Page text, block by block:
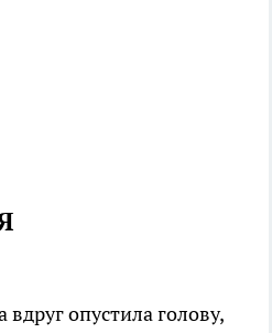
опустила голову,